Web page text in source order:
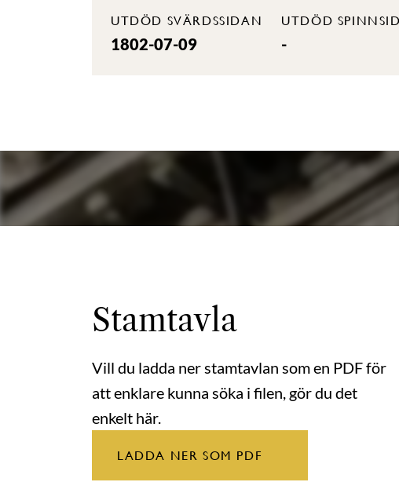
UTDÖD SVÄRDSSIDAN
1802-07-09
UTDÖD
-
Stamtavla
Vill du ladda ner stamtavlan som en PDF för
att enklare kunna söka i filen, gör du det
enkelt här.
LADDA NER SOM PDF